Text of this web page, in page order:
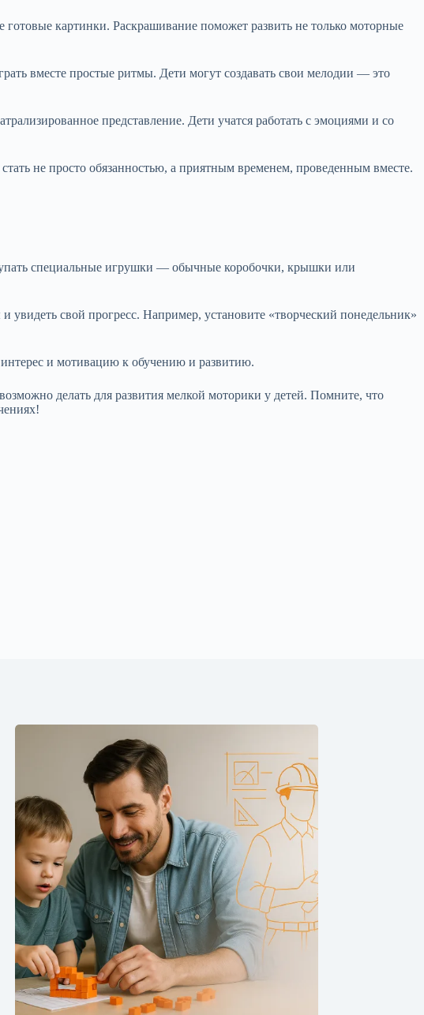
готовые картинки. Раскрашивание поможет развить не только моторные
вместе простые ритмы. Дети могут создавать свои мелодии — это
представление. Дети учатся работать с эмоциями и со
не просто обязанностью, а приятным временем, проведенным вместе.
специальные игрушки — обычные коробочки, крышки или
свой прогресс. Например, установите «творческий понедельник»
и мотивацию к обучению и развитию.
делать для развития мелкой моторики у детей. Помните, что